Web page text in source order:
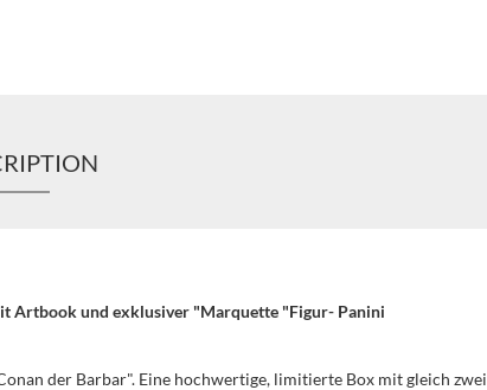
Artbook und exklusiver "Marquette "Figur- Panini
der Barbar". Eine hochwertige, limitierte Box mit gleich zwei